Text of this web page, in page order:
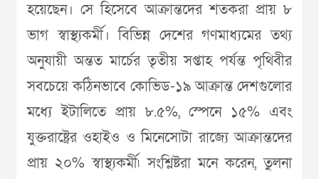
হয়েছেন। সে হিসেবে আক্রান্তদের শতকরা প্রায় ৮
ভাগ স্বাস্থ্যকর্মী। বিভিন্ন দেশের গণমাধ্যমের তথ্য
অনুযায়ী অন্তত মার্চের তৃতীয় সপ্তাহ পর্যন্ত পৃথিবীর
সবচেয়ে কঠিনভাবে কোভিড-১৯ আক্রান্ত দেশগুলোর
মধ্যে ইটালিতে প্রায় ৮.৫%, স্পেনে ১৫% এবং
যুক্তরাষ্ট্রের ওহাইও ও মিনেসোটা রাজ্যে আক্রান্তদের
প্রায় ২০% স্বাস্থ্যকর্মী৷ সংশ্লিষ্টরা মনে করেন, তুলনা